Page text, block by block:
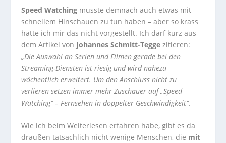
Speed Watching musste demnach auch etwas mit
schnellem Hinschauen zu tun haben – aber so krass
hätte ich mir das nicht vorgestellt. Ich darf kurz aus
dem Artikel von Johannes Schmitt-Tegge zitieren:
„Die Auswahl an Serien und Filmen gerade bei den
Streaming-Diensten ist riesig und wird nahezu
wöchentlich erweitert. Um den Anschluss nicht zu
verlieren setzen immer mehr Zuschauer auf „Speed
Watching“ – Fernsehen in doppelter Geschwindigkeit“.
Wie ich beim Weiterlesen erfahren habe, gibt es da
draußen tatsächlich nicht wenige Menschen, die mit